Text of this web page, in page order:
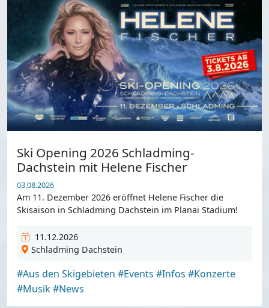
Ski Opening 2026 Schladming-
Dachstein mit Helene Fischer
03.08.2026
Am 11. Dezember 2026 eröffnet Helene Fischer die
Skisaison in Schladming Dachstein im Planai Stadium!
11.12.2026
Schladming Dachstein
#Aus den Skigebieten #Events #Infos #Konzerte
#Musik#News